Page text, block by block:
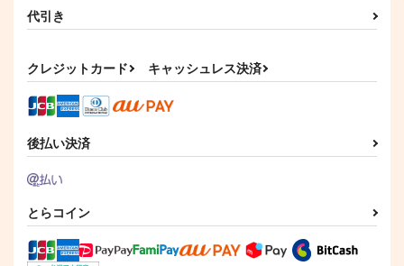
天つ空に溶く
629円（税込）
龍宮寺堅×花垣武道
作品詳細
カルペ・ディエム
1,257円（税込）
作品詳細
おいでよ花垣牧場
作品詳細
代引き
クレジットカード キャッシュレス決済
後払い決済
とらコイン